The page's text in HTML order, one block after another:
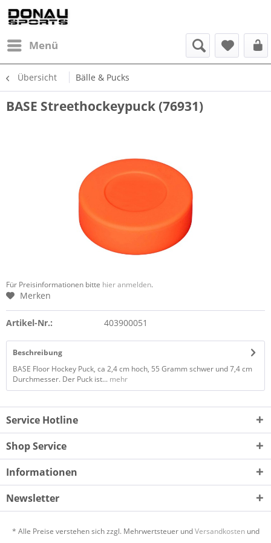
Menü
Übersicht Bälle & Pucks
BASE Streethockeypuck (76931)
Für Preisinformationen bitte hier anmelden.
Merken
Artikel-Nr.: 403900051
Beschreibung
BASE Floor Hockey Puck, ca 2,4 cm hoch, 55 Gramm schwer und 7,4 cm
Durchmesser. Der Puck ist... mehr
Service Hotline
Shop Service
Informationen
Newsletter
* Alle Preise verstehen sich zzgl. Mehrwertsteuer undVersandkostenund